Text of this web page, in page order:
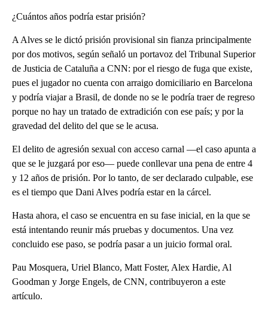
¿Cuántos años podría estar prisión?
A Alves se le dictó prisión provisional sin fianza principalmente
por dos motivos, según señaló un portavoz del Tribunal Superior
de Justicia de Cataluña a CNN: por el riesgo de fuga que existe,
pues el jugador no cuenta con arraigo domiciliario en Barcelona
y podría viajar a Brasil, de donde no se le podría traer de regreso
porque no hay un tratado de extradición con ese país; y por la
gravedad del delito del que se le acusa.
El delito de agresión sexual con acceso carnal —el caso apunta a
que se le juzgará por eso— puede conllevar una pena de entre 4
y 12 años de prisión. Por lo tanto, de ser declarado culpable, ese
es el tiempo que Dani Alves podría estar en la cárcel.
Hasta ahora, el caso se encuentra en su fase inicial, en la que se
está intentando reunir más pruebas y documentos. Una vez
concluido ese paso, se podría pasar a un juicio formal oral.
Pau Mosquera, Uriel Blanco, Matt Foster, Alex Hardie, Al
Goodman y Jorge Engels, de CNN, contribuyeron a este
artículo.